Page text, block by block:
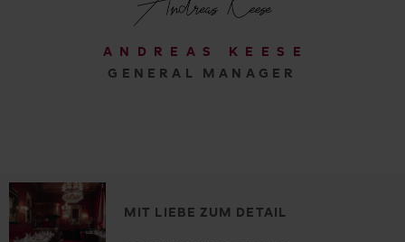
ANDREAS KEESE
GENERAL MANAGER
MIT LIEBE ZUM DETAIL